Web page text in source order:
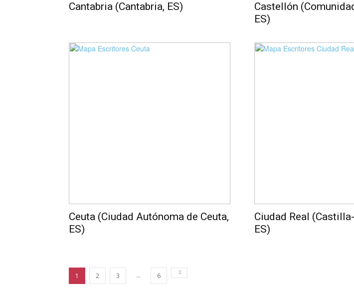
Cantabria (Cantabria, ES)
Castellón
ES)
Ceuta (Ciudad Autónoma de Ceuta,
ES)
Ciudad Real
ES)
1 2 3 ... 6